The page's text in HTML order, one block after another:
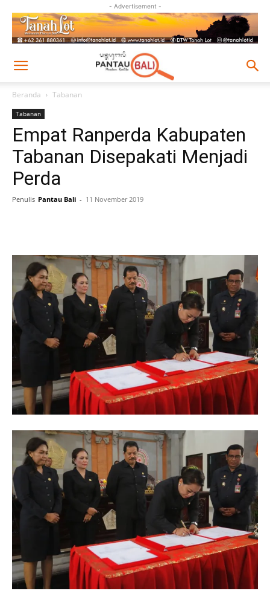
- Advertisement -
Beranda Tabanan
Tabanan
Empat Ranperda Kabupaten
Tabanan Disepakati Menjadi
Perda
Penulis Pantau Bali - 11 November 2019